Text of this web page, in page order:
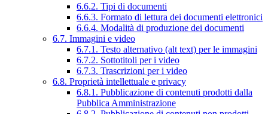
6.6.2. Tipi di documenti
6.6.3. Formato di lettura dei documenti elettronici
6.6.4. Modalità di produzione dei documenti
6.7. Immagini e video
6.7.1. Testo alternativo (alt text) per le immagini
6.7.2. Sottotitoli per i video
6.7.3. Trascrizioni per i video
6.8. Proprietà intellettuale e privacy
6.8.1. Pubblicazione di contenuti prodotti dalla
Pubblica Amministrazione